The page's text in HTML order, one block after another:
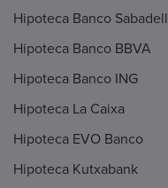
Hipoteca Banco Sabadell
Hipoteca Banco BBVA
Hipoteca Banco ING
Hipoteca La Caixa
Hipoteca EVO Banco
Hipoteca Kutxabank